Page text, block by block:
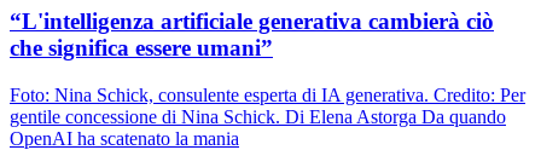
“L'intelligenza artificiale generativa cambierà ciò
che significa essere umani”
Foto: Nina Schick, consulente esperta di IA generativa. Credito: Per
gentile concessione di Nina Schick. Di Elena Astorga Da quando
OpenAI ha scatenato la mania